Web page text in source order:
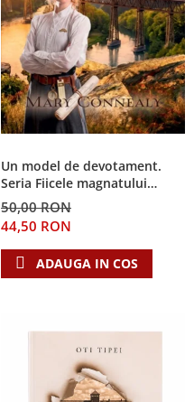
Un model de devotament.
Seria Fiicele magnatului
forestier 3
50,00 RON
44,50 RON
ADAUGA IN COS